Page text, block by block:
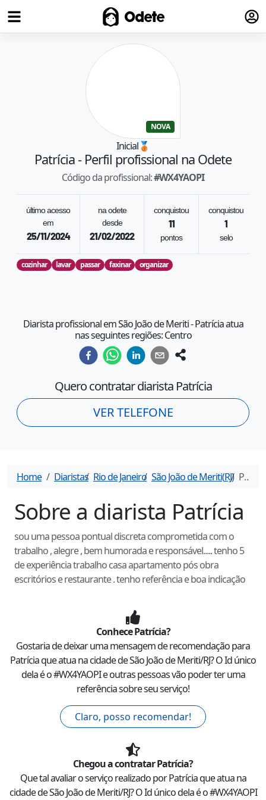
Odete
NOVA
Inicial🥉
Patrícia- Perfil profissional na Odete
Código da profissional:#WX4YAOPI
último acesso
em
25/11/2024
na odete
desde
21/02/2022
conquistou
11
pontos
conquistou
1
selo
cozinhar lavar passar faxinar organizar
Diarista profissional em São João de Meriti - Patrícia atua
nas seguintes regiões: Centro
Quero contratar diarista Patrícia
VER TELEFONE
Home Diaristas Rio de Janeiro São João de Meriti(RJ) Patrícia
Sobre a diarista Patrícia
sou uma pessoa pontual discreta comprometida com o
trabalho , alegre , bem humorada e responsável..... tenho 5
de experiência trabalho casa apartamento pós obra
escritórios e restaurante . tenho referência e boa indicação
ConhecePatrícia?
Gostaria de deixar uma mensagem de recomendação para
Patríciaque atua na cidade deSão João de Meriti/RJ? O Id único
dela é o #WX4YAOPIe outras pessoas vão poder ter uma
referência sobre seu serviço!
Claro, posso recomendar!
Chegou a contratarPatrícia?
Que tal avaliar o serviço realizado porPatríciaque atua na
cidade deSão João de Meriti/RJ? O Id único dela é o #WX4YAOPI